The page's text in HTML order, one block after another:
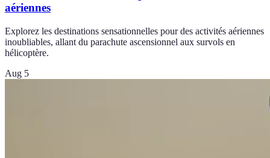
aériennes
Explorez les destinations sensationnelles pour des activités aériennes
inoubliables, allant du parachute ascensionnel aux survols en
hélicoptère.
Aug 5